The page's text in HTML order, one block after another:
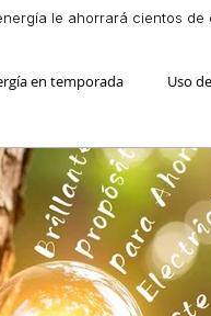
le ahorrará cientos
en temporada Uso
luz Luz Residencial
reside Energía